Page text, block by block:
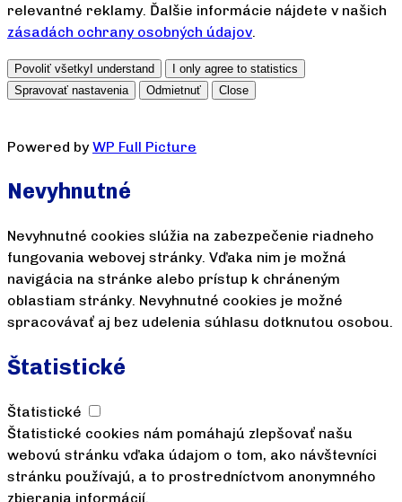
relevantné reklamy. Ďalšie informácie nájdete v našich
zásadách ochrany osobných údajov.
Povoliť všetkyI understand
I only agree to statistics
Spravovať nastavenia
Odmietnuť Close
Powered byWP Full Picture
Nevyhnutné
Nevyhnutné cookies slúžia na zabezpečenie riadneho
fungovania webovej stránky. Vďaka nim je možná
navigácia na stránke alebo prístup k chráneným
oblastiam stránky. Nevyhnutné cookies je možné
spracovávať aj bez udelenia súhlasu dotknutou osobou.
Štatistické
Štatistické
Štatistické cookies nám pomáhajú zlepšovať našu
webovú stránku vďaka údajom o tom, ako návštevníci
stránku používajú, a to prostredníctvom anonymného
zbierania informácií.